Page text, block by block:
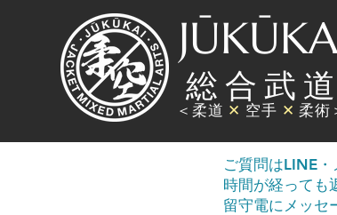
総 合 武 道
＜柔道 ✕ 空手 ✕柔術
ご質問はLINE・
時間が経っても
留守電にメッセ